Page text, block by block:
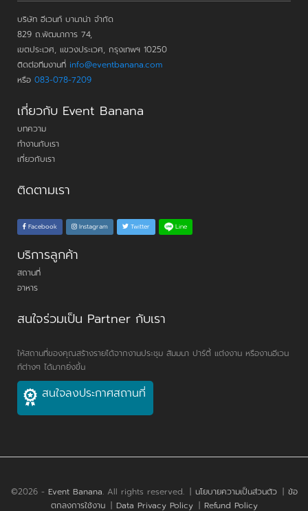
บริษัท อีเวนท์ บานาน่า จำกัด
829 ถ.พัฒนาการ 74,
เขตประเวศ, แขวงประเวศ, กรุงเทพฯ 10250
ติดต่อทีมงานที่ info@eventbanana.com
หรือ 083-078-7209
เกี่ยวกับ Event Banana
บทความ
ทำงานกับเรา
เกี่ยวกับเรา
ติดตามเรา
Facebook Instagram Twitter Line
บริการลูกค้า
สถานที่
อาหาร
สนใจร่วมเป็น Partner กับเรา
ให้สถานที่ของคุณสร้างรายได้จากงานประชุม สัมมนา ปาร์ตี้ แต่งงาน หรืองานอีเวน
ท์ต่างๆ ได้มากยิ่งขึ้น
สนใจลงประกาศสถานที่
©2026 - Event Banana. All rights reserved. | นโยบายความเป็นส่วนตัว | ข้อ
ตกลงการใช้งาน | Data Privacy Policy | Refund Policy